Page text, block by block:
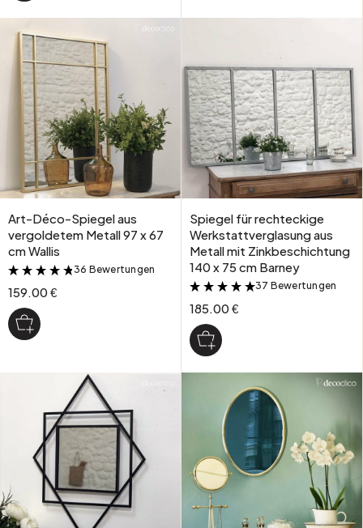
Art-Déco-Spiegel aus
vergoldetem Metall 97 x 67
cm Wallis
&
36 Bewertungen
159.00 €
Spiegel für rechteckige
Werkstattverglasung aus
Metall mit Zinkbeschichtung
140 x 75 cm Barney
&
37 Bewertungen
185.00 €